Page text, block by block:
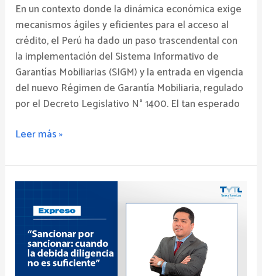
En un contexto donde la dinámica económica exige
mecanismos ágiles y eficientes para el acceso al
crédito, el Perú ha dado un paso trascendental con
la implementación del Sistema Informativo de
Garantías Mobiliarias (SIGM) y la entrada en vigencia
del nuevo Régimen de Garantía Mobiliaria, regulado
por el Decreto Legislativo N° 1400. El tan esperado
Leer más »
sancionar:
cuando
debida